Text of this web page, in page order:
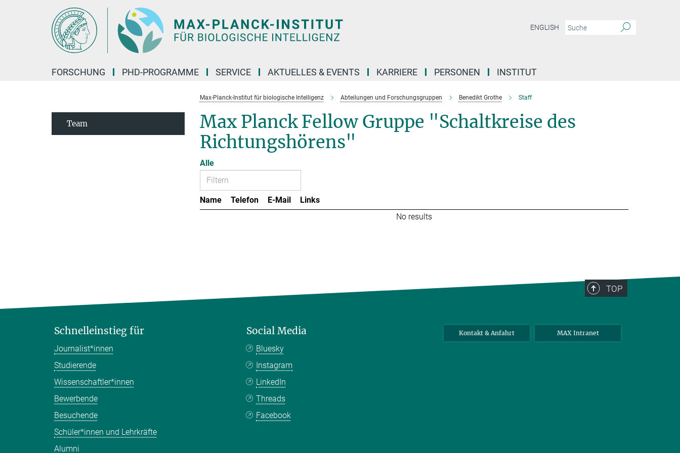
ENGLISH
FORSCHUNG PHD-PROGRAMME SERVICE AKTUELLES & EVENTS KARRIERE PERSONEN INSTITUT
Max-Planck-Institut für biologische Intelligenz Abteilungen und Forschungsgruppen Benedikt Grothe Staff
Max Planck Fellow Gruppe "Schaltkreise des
Richtungshörens"
Alle
Name Telefon E-Mail
Links
No results
Team
TOP
Schnelleinstieg für
Journalist*innen
Studierende
Wissenschaftler*innen
Bewerbende
Besuchende
Schüler*innen und Lehrkräfte
Alumni
Social Media
Bluesky
Instagram
LinkedIn
Threads
Facebook
Kontakt & Anfahrt MAX Intranet